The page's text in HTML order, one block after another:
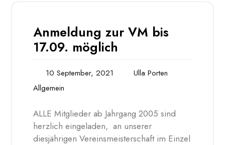
Anmeldung zur VM bis
17.09. möglich
10 September, 2021
Ulla Porten
Allgemein
ALLE Mitglieder ab Jahrgang 2005 sind
herzlich eingeladen, an unserer
diesjährigen Vereinsmeisterschaft im Einzel